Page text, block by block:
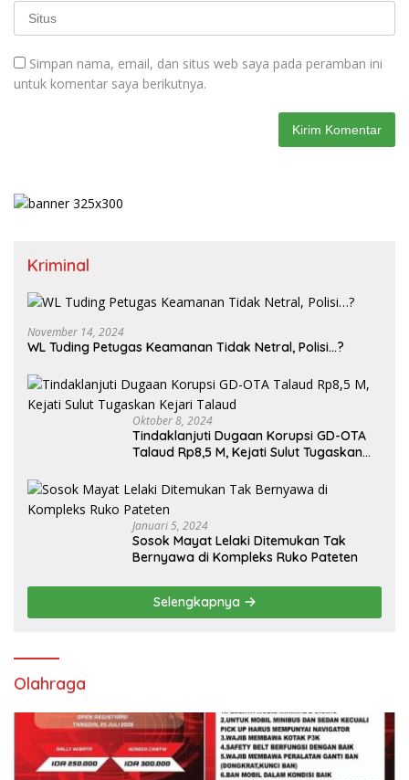
Simpan nama, email, dan situs web saya pada peramban ini
untuk komentar saya berikutnya.
Kriminal
November 14, 2024
WL Tuding Petugas Keamanan Tidak Netral, Polisi…?
Oktober 8, 2024
Tindaklanjuti Dugaan Korupsi GD-OTA
Talaud Rp8,5 M, Kejati Sulut Tugaskan
Januari 5, 2024
Sosok Mayat Lelaki Ditemukan Tak
Bernyawa di Kompleks Ruko Pateten
Selengkapnya
Olahraga